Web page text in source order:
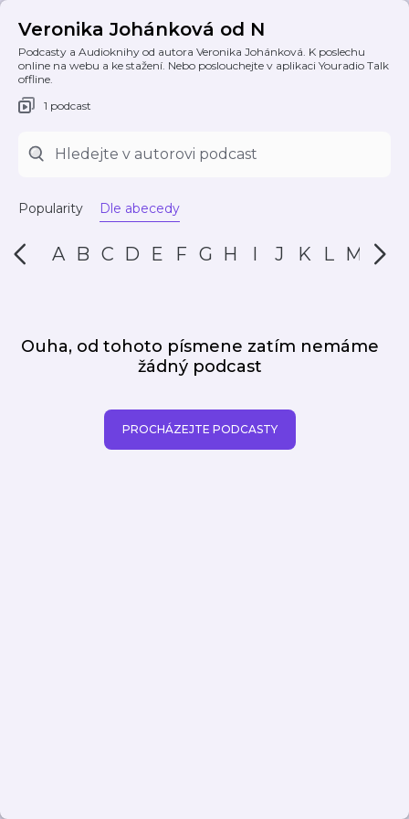
Veronika Johánková od N
Podcasty a Audioknihy od autora Veronika Johánková. K poslechu
online na webu a ke stažení. Nebo poslouchejte v aplikaci Youradio Talk
offline.
1 podcast
Popularity Dle abecedy
A B C D E F G H I J K L M N
Ouha, od tohoto písmene zatím nemáme
žádný podcast
PROCHÁZEJTE PODCASTY